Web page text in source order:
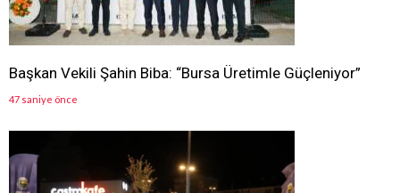
Başkan Vekili Şahin Biba: “Bursa Üretimle Güçleniyor”
47 saniye önce